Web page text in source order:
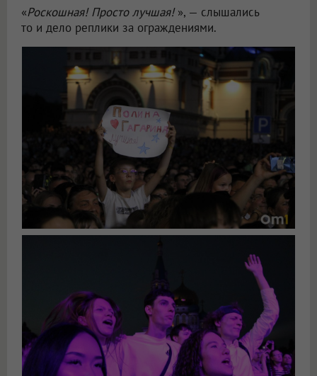
«Роскошная! Просто лучшая!», — слышались
то и дело реплики за ограждениями.